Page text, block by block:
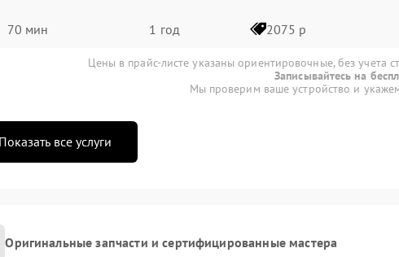
70 мин 1 год 2075 р
Цены в прайс-листе указаны ориентировочные, без учета
Записывайтесь на
Мы проверим ваше устройство и
Показать все услуги
Оригинальные запчасти и сертифицированные мастера